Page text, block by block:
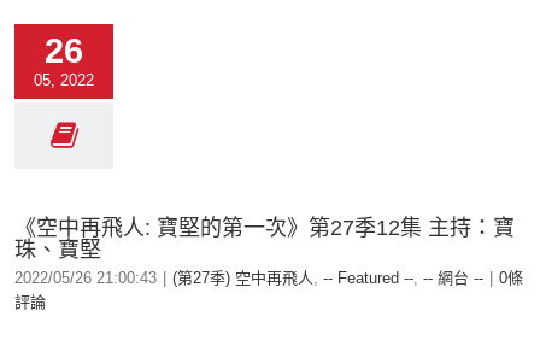
26
05, 2022
《空中再飛人: 寶堅的第一次》第27季12集 主持：寶
珠、寶堅
2022/05/26 21:00:43 (第27季) 空中再飛人, -- Featured --, -- 網台 --
0條
評論